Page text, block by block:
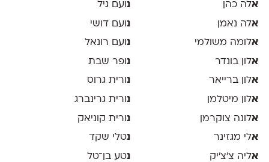
אלה כהן
אלה נאמן
אלומה משולמי
אלון בונדר
אלון ברייאר
אלון מיטלמן
אלונה צוקרמן
אלי מגזינר
אליה צ׳צ׳יק
נ ועם גיל
נ ועם דושי
נועם רונאל
נ ופר שבת
נורית גרוס
נ ורית גרינברג
נ ורית קוניאק
נטלי שקד
נטע בן־טל